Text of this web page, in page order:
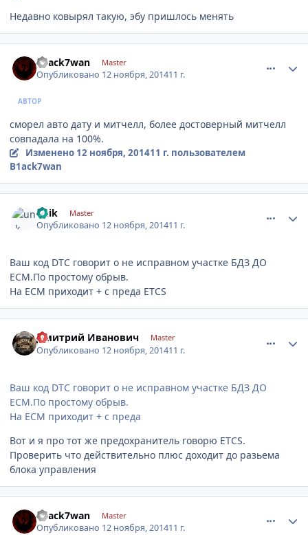
Недавно ковырял такую, эбу пришлось менять
B1ack7wan Master
Опубликовано 12 ноября, 201411 г.
АВТОР
сморел авто дату и митчелл, более достоверный митчелл
совпадала на 100%.
Изменено 12 ноября, 201411 г. пользователем
B1ack7wan
unik Master
Опубликовано 12 ноября, 201411 г.
Ваш код DTC говорит о не исправном участке БДЗ ДО
ЕСМ.По простому обрыв.
На ЕСМ приходит + с преда ETCS
Дмитрий Иванович Master
Опубликовано 12 ноября, 201411 г.
Ваш код DTC говорит о не исправном участке БДЗ ДО
ЕСМ.По простому обрыв.
На ЕСМ приходит + с преда
Вот и я про тот же предохранитель говорю ETCS.
Проверить что действительно плюс доходит до разьема
блока управления
B1ack7wan Master
Опубликовано 12 ноября, 201411 г.